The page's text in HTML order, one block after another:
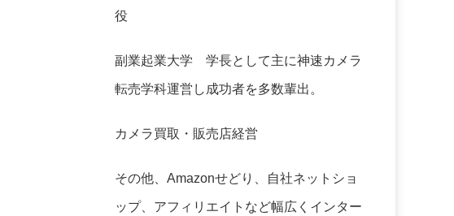
役
副業起業大学 学長として主に神速カメラ
転売学科運営し成功者を多数輩出。
カメラ買取・販売店経営
その他、Amazonせどり、自社ネットショ
ップ、アフィリエイトなど幅広くインター